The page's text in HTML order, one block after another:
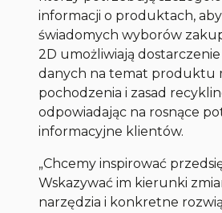
informacji o produktach,
świadomych wyborów
2D umożliwiają dostarczenie
danych na temat produktu
pochodzenia i zasad
odpowiadając na rosnące
informacyjne klientów.
„Chcemy inspirować
Wskazywać im kierunki
narzędzia i konkretne